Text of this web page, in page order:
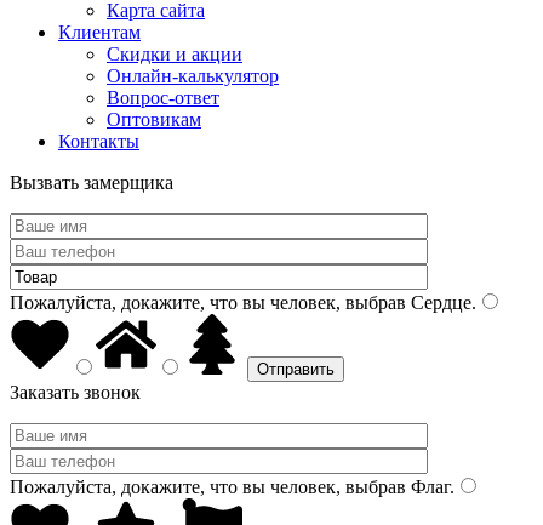
Карта сайта
Клиентам
Скидки и акции
Онлайн-калькулятор
Вопрос-ответ
Оптовикам
Контакты
Вызвать замерщика
Пожалуйста, докажите, что вы человек, выбрав Сердце.
Заказать звонок
Пожалуйста, докажите, что вы человек, выбрав Флаг.